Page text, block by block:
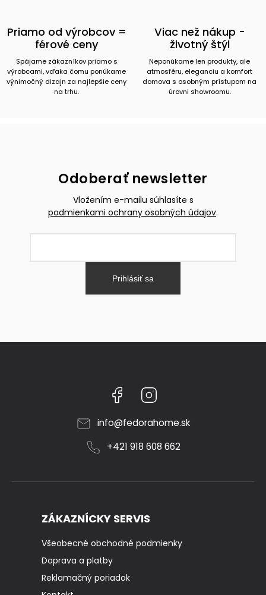
Priamo od výrobcov =
férové ceny
Spájame zákazníkov priamo s
výrobcami, vďaka čomu ponúkame
výnimočný dizajn za najlepšie ceny
na trhu.
Viac než nákup -
životný štýl
Neponúkame len produkty, ale
atmosféru, eleganciu a komfort
domova s osobným prístupom na
úrovni showroomu.
Odoberať newsletter
Vložením e-mailu súhlasíte s
podmienkami ochrany osobných údajov.
Prihlásiť sa
Facebook
info@fedorahome.sk
+421 918 608 662
ZÁKAZNÍCKY SERVIS
Všeobecné obchodné podmienky
Doprava a platby
Reklamačný poriadok